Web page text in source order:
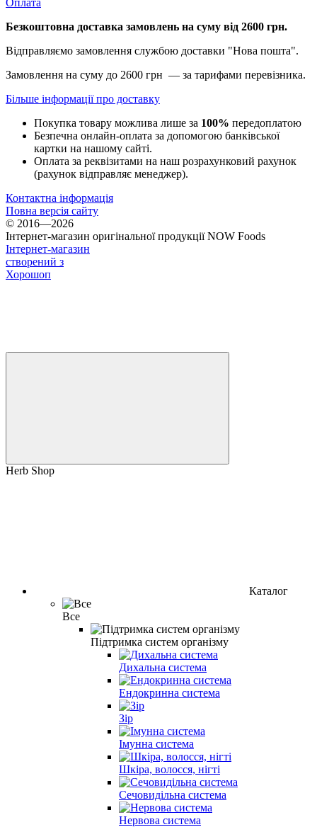
Безкоштовна доставка замовлень на суму від 2600 грн.
Відправляємо замовлення службою доставки "Нова пошта".
Замовлення на суму до 2600 грн — за тарифами перевізника.
Більше інформації про доставку
Покупка товару можлива лише за 100% передоплатою
Безпечна онлайн-оплата за допомогою банківської
картки на нашому сайті.
Оплата за реквізитами на наш розрахунковий рахунок
(рахунок відправляє менеджер).
Контактна інформація
Повна версія сайту
© 2016—2026
Інтернет-магазин оригінальної продукції NOW Foods
Інтернет-магазин
створений з
Хорошоп
Herb Shop
Каталог
Все
Підтримка систем організму
Дихальна система
Ендокринна система
Зір
Імунна система
Шкіра, волосся, нігті
Сечовидільна система
Нервова система